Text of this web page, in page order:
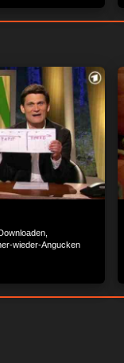
wieder-Angucken